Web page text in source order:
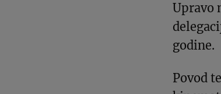
Upravo
godine.
Povod